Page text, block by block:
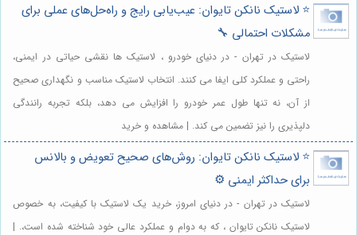
⭐️ لاستیک نانکن تایوان: عیب‌یابی رایج و راه‌حل‌های عملی برای
مشکلات احتمالی 🔧
لاستیک در تهران - در دنیای خودرو ، لاستیک ها نقشی حیاتی در ایمنی،
راحتی و عملکرد کلی ایفا می کنند. انتخاب لاستیک مناسب و نگهداری صحیح
از آن، نه تنها طول عمر خودرو را افزایش می دهد، بلکه تجربه رانندگی
دلپذیری را نیز تضمین می کند. | مشاهده و خرید
⭐️ لاستیک نانکن تایوان: روش‌های صحیح تعویض و بالانس
برای حداکثر ایمنی ⚙️
لاستیک در تهران - در دنیای امروز، خرید یک لاستیک با کیفیت، به خصوص
لاستیک نانکن تایوان ، که به دوام و عملکرد عالی خود شناخته شده است،. |